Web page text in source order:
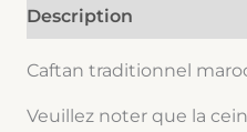
Description
Caftan traditionnel
Veuillez noter que la